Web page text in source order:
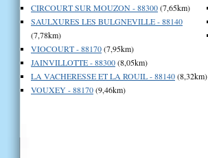
CIRCOURT SUR MOUZON - 88300(7,65km)
SAULXURES LES BULGNEVILLE - 88140
(7,78km)
VIOCOURT - 88170(7,95km)
JAINVILLOTTE - 88300(8,05km)
LA VACHERESSE ET LA ROUIL - 88140(8,32km)
VOUXEY - 88170(9,46km)